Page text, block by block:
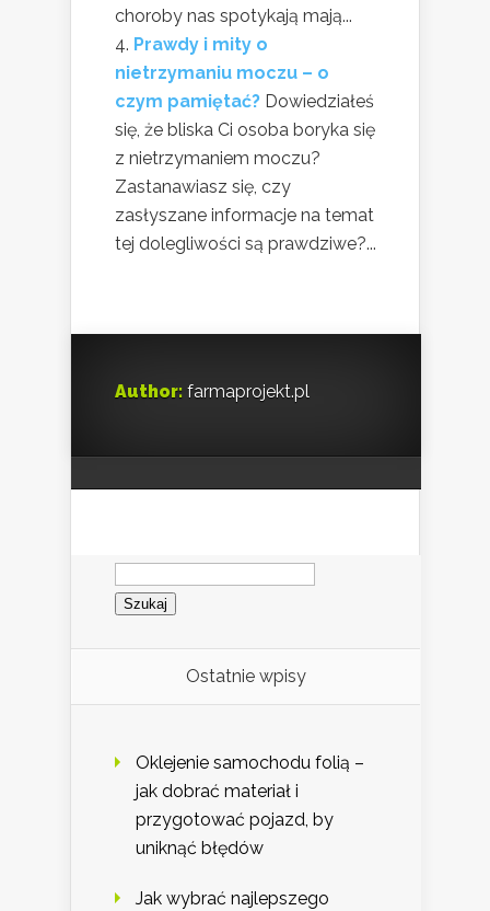
choroby nas spotykają mają...
Prawdy i mity o
nietrzymaniu moczu – o
czym pamiętać? Dowiedziałeś
się, że bliska Ci osoba boryka się
z nietrzymaniem moczu?
Zastanawiasz się, czy
zasłyszane informacje na temat
tej dolegliwości są prawdziwe?...
Author: farmaprojekt.pl
Szukaj:
Ostatnie wpisy
Oklejenie samochodu folią –
jak dobrać materiał i
przygotować pojazd, by
uniknąć błędów
Jak wybrać najlepszego